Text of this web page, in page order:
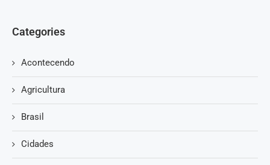
Categories
Acontecendo
Agricultura
Brasil
Cidades